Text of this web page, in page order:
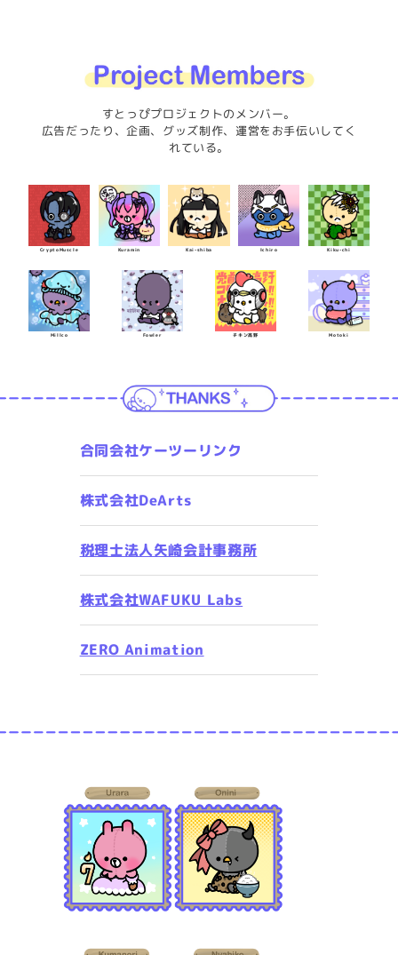
すとっぴプロジェクトのメンバー。
広告だったり、企画、グッズ制作、運営をお手伝いしてく
れている。
CryptoMuscle Kuramin Kai-shiba Ichiro Kiku-chi
Millco Fowler チキン高野 Motoki
合同会社ケーツーリンク
株式会社DeArts
税理士法人矢崎会計事務所
株式会社WAFUKU Labs
ZERO Animation